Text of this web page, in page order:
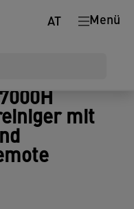
Menü
AT
mit